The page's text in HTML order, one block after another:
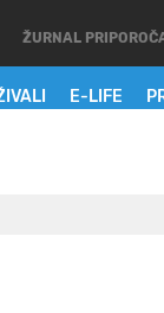
E-LIFE
ŽURNAL